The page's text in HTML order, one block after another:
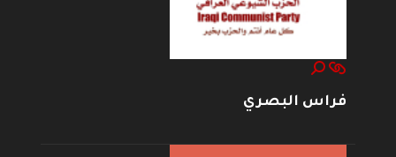
فراس البصري